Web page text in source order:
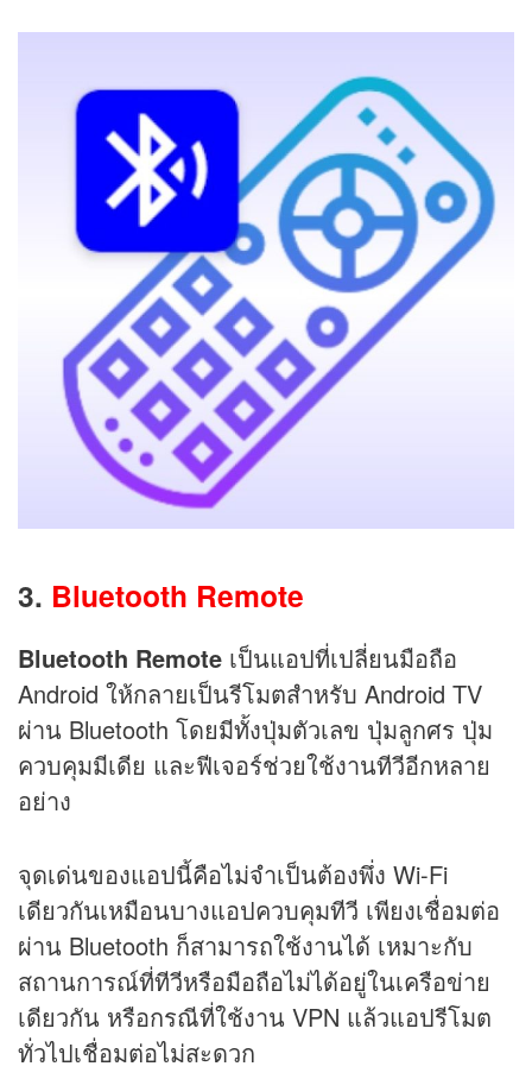
3. Bluetooth Remote
Bluetooth Remote เป็นแอปที่เปลี่ยนมือถือ
Android ให้กลายเป็นรีโมตสำหรับ Android TV
ผ่าน Bluetooth โดยมีทั้งปุ่มตัวเลข ปุ่มลูกศร ปุ่ม
ควบคุมมีเดีย และฟีเจอร์ช่วยใช้งานทีวีอีกหลาย
อย่าง
จุดเด่นของแอปนี้คือไม่จำเป็นต้องพึ่ง Wi-Fi
เดียวกันเหมือนบางแอปควบคุมทีวี เพียงเชื่อมต่อ
ผ่าน Bluetooth ก็สามารถใช้งานได้ เหมาะกับ
สถานการณ์ที่ทีวีหรือมือถือไม่ได้อยู่ในเครือข่าย
เดียวกัน หรือกรณีที่ใช้งาน VPN แล้วแอปรีโมต
ทั่วไปเชื่อมต่อไม่สะดวก